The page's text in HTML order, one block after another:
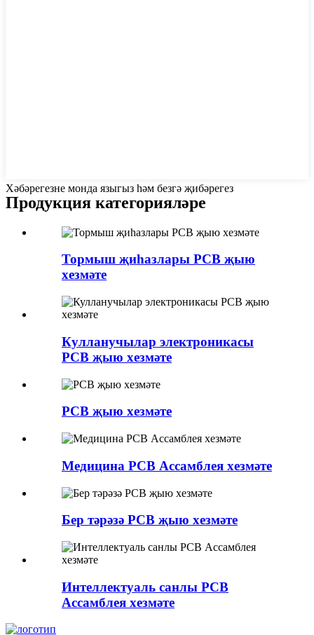
Хәбәрегезне монда языгыз һәм безгә җибәрегез
Продукция категорияләре
Тормыш җиһазлары PCB җыю
хезмәте
Кулланучылар электроникасы
PCB җыю хезмәте
PCB җыю хезмәте
Медицина PCB Ассамблея хезмәте
Бер тәрәзә PCB җыю хезмәте
Интеллектуаль санлы PCB
Ассамблея хезмәте